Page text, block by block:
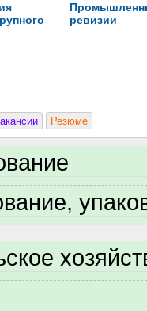
ревизии
Резюме